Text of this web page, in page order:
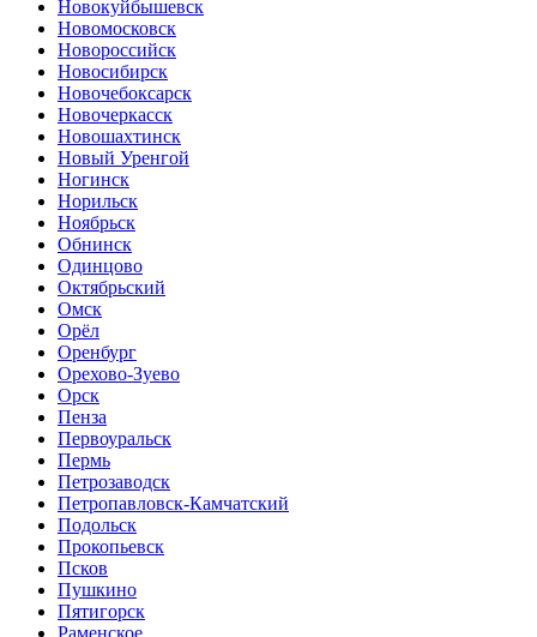
Новокуйбышевск
Новомосковск
Новороссийск
Новосибирск
Новочебоксарск
Новочеркасск
Новошахтинск
Новый Уренгой
Ногинск
Норильск
Ноябрьск
Обнинск
Одинцово
Октябрьский
Омск
Орёл
Оренбург
Орехово-Зуево
Орск
Пенза
Первоуральск
Пермь
Петрозаводск
Петропавловск-Камчатский
Подольск
Прокопьевск
Псков
Пушкино
Пятигорск
Раменское